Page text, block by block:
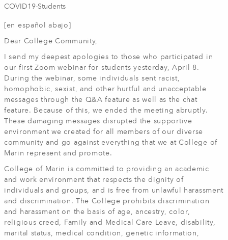
COVID19-Students
[en español abajo]
Dear College Community,
I send my deepest apologies to those who participated in
our first Zoom webinar for students yesterday, April 8.
During the webinar, some individuals sent racist,
homophobic, sexist, and other hurtful and unacceptable
messages through the Q&A feature as well as the chat
feature. Because of this, we ended the meeting abruptly.
These damaging messages disrupted the supportive
environment we created for all members of our diverse
community and go against everything that we at College of
Marin represent and promote.
College of Marin is committed to providing an academic
and work environment that respects the dignity of
individuals and groups, and is free from unlawful harassment
and discrimination. The College prohibits discrimination
and harassment on the basis of age, ancestry, color,
religious creed, Family and Medical Care Leave, disability,
marital status, medical condition, genetic information,